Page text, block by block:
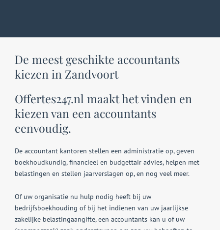
De meest geschikte accountants
kiezen in Zandvoort
Offertes247.nl maakt het vinden en
kiezen van een accountants
eenvoudig.
De accountant kantoren stellen een administratie op, geven
boekhoudkundig, financieel en budgettair advies, helpen met
belastingen en stellen jaarverslagen op, en nog veel meer.
Of uw organisatie nu hulp nodig heeft bij uw
bedrijfsboekhouding of bij het indienen van uw jaarlijkse
zakelijke belastingaangifte, een accountants kan u of uw